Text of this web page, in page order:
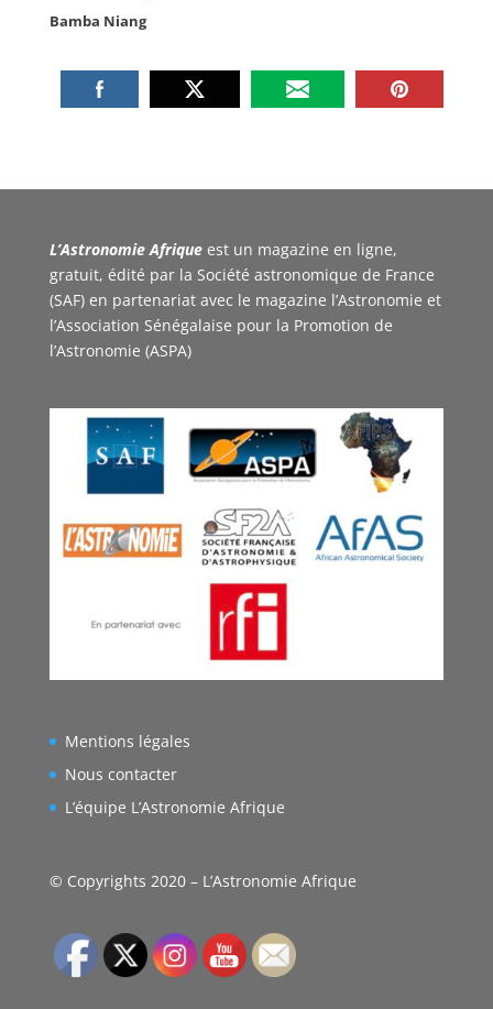
Bamba Niang
L’Astronomie Afrique est un magazine en ligne,
gratuit, édité par la Société astronomique de France
(SAF) en partenariat avec le magazine l’Astronomie et
l’Association Sénégalaise pour la Promotion de
l’Astronomie (ASPA)
Mentions légales
Nous contacter
L’équipe L’Astronomie Afrique
© Copyrights 2020 – L’Astronomie Afrique